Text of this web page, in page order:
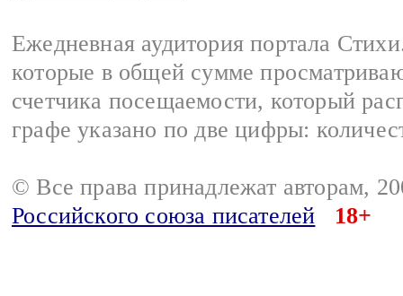
Ежедневная аудитория портала
которые в общей сумме
счетчика посещаемости, который
графе указано по две цифры:
© Все права принадлежат авторам,
Российского союза писателей
18+